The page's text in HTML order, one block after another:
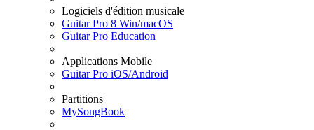
Logiciels d'édition musicale
Guitar Pro 8 Win/macOS
Guitar Pro Education
Applications Mobile
Guitar Pro iOS/Android
Partitions
MySongBook